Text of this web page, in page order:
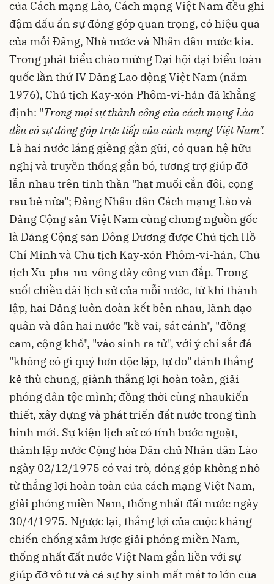
của Cách mạng Lào, Cách mạng Việt Nam đều ghi
đậm dấu ấn sự đóng góp quan trọng, có hiệu quả
của mỗi Đảng, Nhà nước và Nhân dân nước kia.
Trong phát biểu chào mừng Đại hội đại biểu toàn
quốc lần thứ IV Đảng Lao động Việt Nam (năm
1976), Chủ tịch Kay-xỏn Phôm-vi-hản đã khẳng
định: "Trong mọi sự thành công của cách mạng Lào
đều có sự đóng góp trực tiếp của cách mạng Việt Nam".
Là hai nước láng giềng gần gũi, có quan hệ hữu
nghị và truyền thống gắn bó, tương trợ giúp đỡ
lẫn nhau trên tinh thần "hạt muối cắn đôi, cọng
rau bẻ nửa"; Đảng Nhân dân Cách mạng Lào và
Đảng Cộng sản Việt Nam cùng chung nguồn gốc
là Đảng Cộng sản Đông Dương được Chủ tịch Hồ
Chí Minh và Chủ tịch Kay-xỏn Phôm-vi-hản, Chủ
tịch Xu-pha-nu-vông dày công vun đắp. Trong
suốt chiều dài lịch sử của mỗi nước, từ khi thành
lập, hai Đảng luôn đoàn kết bên nhau, lãnh đạo
quân và dân hai nước "kề vai, sát cánh", "đồng
cam, cộng khổ", "vào sinh ra tử", với ý chí sắt đá
"không có gì quý hơn độc lập, tự do" đánh thắng
kẻ thù chung, giành thắng lợi hoàn toàn, giải
phóng dân tộc mình; đồng thời cùng nhaukiến
thiết, xây dựng và phát triển đất nước trong tình
hình mới. Sự kiện lịch sử có tính bước ngoặt,
thành lập nước Cộng hòa Dân chủ Nhân dân Lào
ngày 02/12/1975 có vai trò, đóng góp không nhỏ
từ thắng lợi hoàn toàn của cách mạng Việt Nam,
giải phóng miền Nam, thống nhất đất nước ngày
30/4/1975. Ngược lại, thắng lợi của cuộc kháng
chiến chống xâm lược giải phóng miền Nam,
thống nhất đất nước Việt Nam gắn liền với sự
giúp đỡ vô tư và cả sự hy sinh mất mát to lớn của